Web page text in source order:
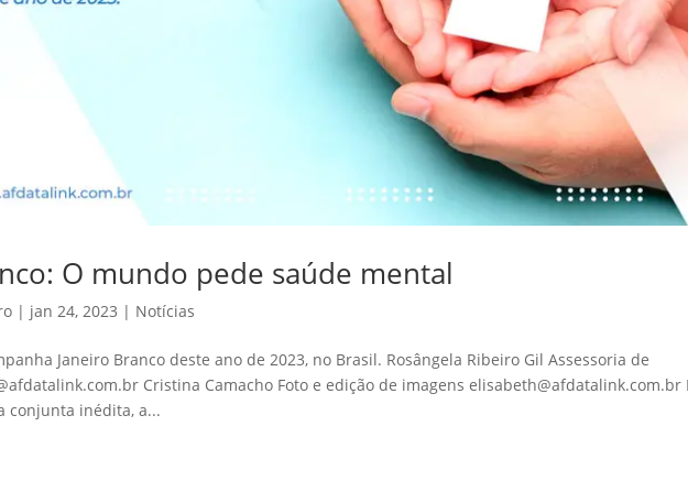
O mundo pede saúde mental
| jan 24, 2023 | Notícias
Janeiro Branco deste ano de 2023, no Brasil. Rosângela Ribeiro Gil Assessoria de
Cristina Camacho Foto e edição de imagens elisabeth@afdatalink.com.br
conjunta inédita, a...